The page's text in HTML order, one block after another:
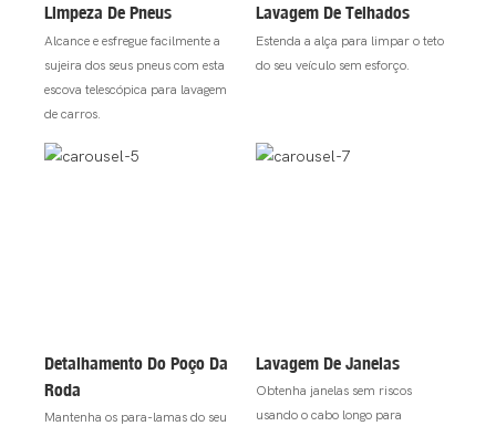
Limpeza De Pneus
Alcance e esfregue facilmente a
sujeira dos seus pneus com esta
escova telescópica para lavagem
de carros.
Lavagem De Telhados
Estenda a alça para limpar o teto
do seu veículo sem esforço.
Detalhamento Do Poço Da
Roda
Mantenha os para-lamas do seu
Lavagem De Janelas
Obtenha janelas sem riscos
usando o cabo longo para